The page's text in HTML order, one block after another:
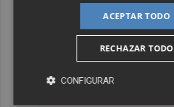
ACEPTAR TODO
RECHAZAR TODO
CONFIGURAR